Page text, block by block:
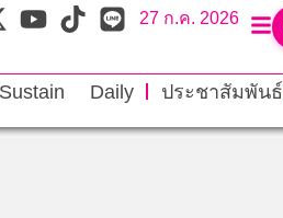
27 ก.ค. 2026
Sustain Daily ประชาสัมพันธ์